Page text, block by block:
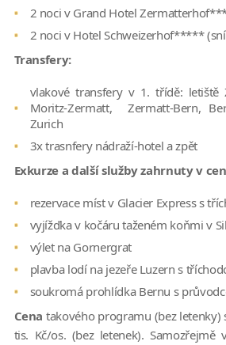
2 noci v Grand Hotel
2 noci v Hotel Schweizerhof*****
Transfery:
vlakové transfery v 1. třídě: letiště
Moritz-Zermatt, Zermatt-Bern,
Zurich
3x trasnfery nádraží-hotel a zpět
Exkurze a další služby zahrnuty v
rezervace míst v Glacier Express s
vyjížďka v kočáru taženém koňmi v
výlet na Gornergrat
plavba lodí na jezeře Luzern s
soukromá prohlídka Bernu s
Cena takového programu (bez letenky)
tis. Kč/os. (bez letenek). Samozřejmě